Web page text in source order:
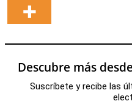
Descubre más
Suscríbete y recibe las